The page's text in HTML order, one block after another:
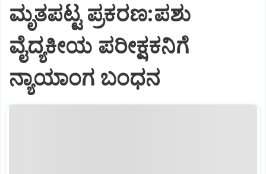
ಮೃತಪಟ್ಟ ಪ್ರಕರಣ:ಪಶು
ವೈದ್ಯಕೀಯ ಪರೀಕ್ಷಕನಿಗೆ
ನ್ಯಾಯಾಂಗ ಬಂಧನ